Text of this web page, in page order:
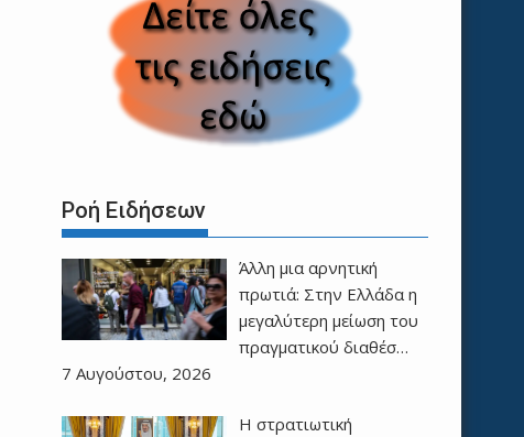
Ροή Ειδήσεων
Άλλη μια αρνητική
πρωτιά: Στην Ελλάδα η
μεγαλύτερη μείωση του
πραγματικού διαθέσ…
7 Αυγούστου, 2026
Η στρατιωτική